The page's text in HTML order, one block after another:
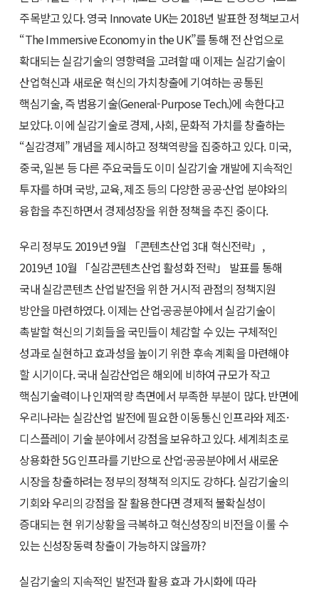
주목받고 있다. 영국 Innovate UK는 2018년 발표한 정책보고서
“The Immersive Economy in the UK”를 통해 전 산업으로
확대되는 실감기술의 영향력을 고려할 때 이제는 실감기술이
산업혁신과 새로운 혁신의 가치창출에 기여하는 공통된
핵심기술, 즉 범용기술(General-Purpose Tech.)에 속한다고
보았다. 이에 실감기술로 경제, 사회, 문화적 가치를 창출하는
“실감경제” 개념을 제시하고 정책역량을 집중하고 있다. 미국,
중국, 일본 등 다른 주요국들도 이미 실감기술 개발에 지속적인
투자를 하며 국방, 교육, 제조 등의 다양한 공공·산업 분야와의
융합을 추진하면서 경제성장을 위한 정책을 추진 중이다.
우리 정부도 2019년 9월 「콘텐츠산업 3대 혁신전략」,
2019년 10월 「실감콘텐츠산업 활성화 전략」 발표를 통해
국내 실감콘텐츠 산업발전을 위한 거시적 관점의 정책지원
방안을 마련하였다. 이제는 산업·공공분야에서 실감기술이
촉발할 혁신의 기회들을 국민들이 체감할 수 있는 구체적인
성과로 실현하고 효과성을 높이기 위한 후속 계획을 마련해야
할 시기이다. 국내 실감산업은 해외에 비하여 규모가 작고
핵심기술력이나 인재역량 측면에서 부족한 부분이 많다. 반면에
우리나라는 실감산업 발전에 필요한 이동통신 인프라와 제조·
디스플레이 기술 분야에서 강점을 보유하고 있다. 세계최초로
상용화한 5G 인프라를 기반으로 산업·공공분야에서 새로운
시장을 창출하려는 정부의 정책적 의지도 강하다. 실감기술의
기회와 우리의 강점을 잘 활용한다면 경제적 불확실성이
증대되는 현 위기상황을 극복하고 혁신성장의 비전을 이룰 수
있는 신성장동력 창출이 가능하지 않을까?
실감기술의 지속적인 발전과 활용 효과 가시화에 따라